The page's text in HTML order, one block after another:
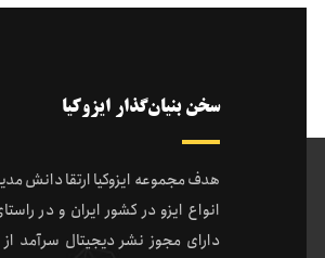
سخن بنیان‌گذار ایزوکیا
هدف مجموعه ایزوکیا ارتقا دانش
انواع ایزو در کشور ایران و در
دارای مجوز نشر دیجیتال سرآمد